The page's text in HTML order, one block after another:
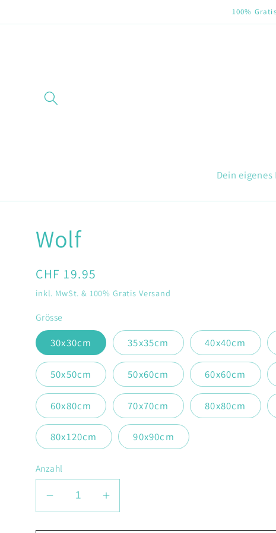
100%
Dein eigenes
Wolf
Normaler
Preis
CHF 19.95
inkl. MwSt. & 100% Gratis Versand
Grösse
30x30cm 35x35cm 40x40cm
50x50cm 50x60cm 60x60cm
60x80cm 70x70cm 80x80cm
80x120cm 90x90cm
Anzahl
VerringereErhöhe